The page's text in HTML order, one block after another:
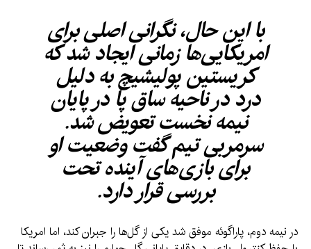
با این حال، نگرانی اصلی برای
امریکایی‌ها زمانی ایجاد شد که
کریستین پولیشیچ به دلیل
درد در ناحیه ساق پا در پایان
نیمه نخست تعویض شد.
سرمربی تیم گفت وضعیت او
برای بازی‌های آینده تحت
بررسی قرار دارد.
در نیمه دوم، پاراگوئه موفق شد یکی از گل‌ها را جبران کند، اما امریکا